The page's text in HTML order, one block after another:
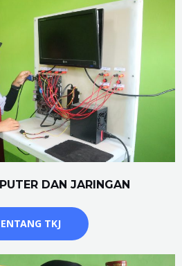
DAN JARINGAN
TKJ